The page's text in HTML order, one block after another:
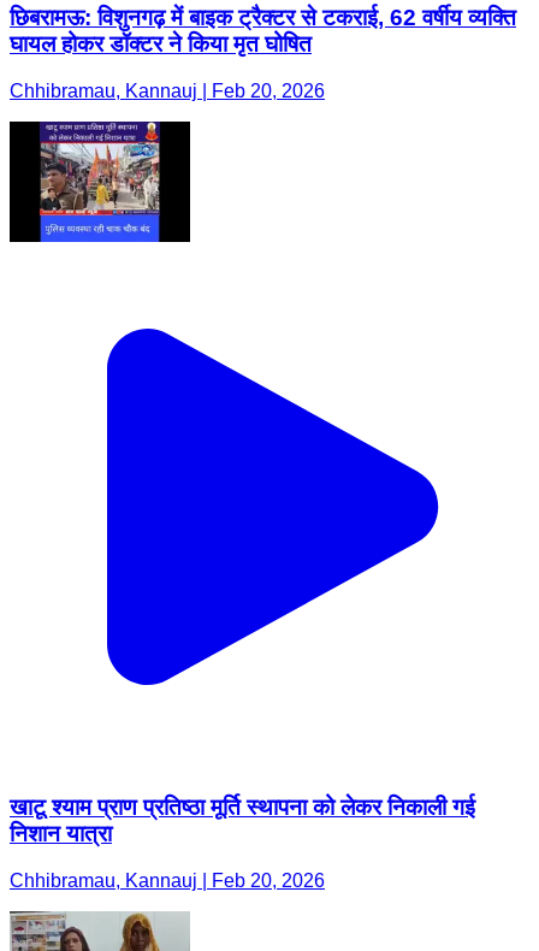
छिबरामऊ: विशुनगढ़ में बाइक ट्रैक्टर से टकराई, 62 वर्षीय व्यक्ति
घायल होकर डॉक्टर ने किया मृत घोषित
Chhibramau, Kannauj | Feb 20, 2026
खाटू श्याम प्राण प्रतिष्ठा मूर्ति स्थापना को लेकर निकाली गई
निशान यात्रा
Chhibramau, Kannauj | Feb 20, 2026